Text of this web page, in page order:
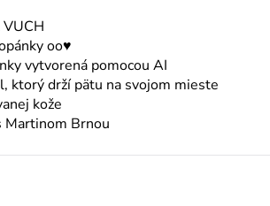
oo♥
vytvorená pomocou AI
ktorý drží pätu na svojom mieste
kože
Martinom Brnou